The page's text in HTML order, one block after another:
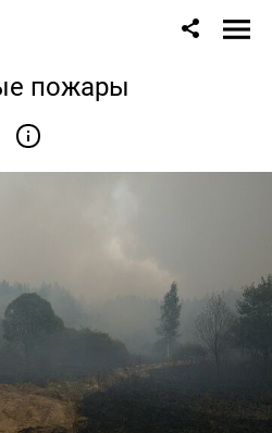
пожары